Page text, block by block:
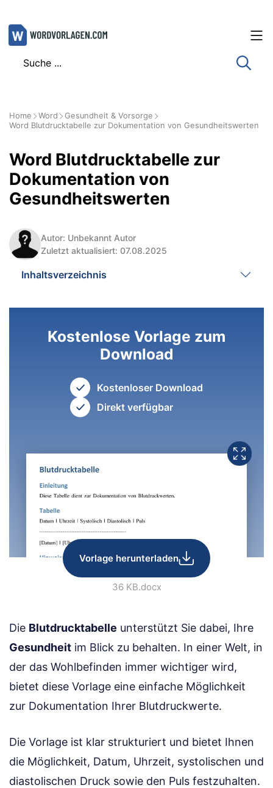
Zum
Inhalt
Home Word
Gesundheit & Vorsorge
Word Blutdrucktabelle zur Dokumentation von Gesundheitswerten
Word Blutdrucktabelle zur
Dokumentation von
Gesundheitswerten
Autor: Unbekannt Autor
Zuletzt aktualisiert: 07.08.2025
Inhaltsverzeichnis
Kostenlose Vorlage zum
Download
Kostenloser Download
Direkt verfügbar
Vorlage herunterladen
36 KB.docx
Die Blutdrucktabelle unterstützt Sie dabei, Ihre
Gesundheit im Blick zu behalten. In einer Welt, in
der das Wohlbefinden immer wichtiger wird,
bietet diese Vorlage eine einfache Möglichkeit
zur Dokumentation Ihrer Blutdruckwerte.
Die Vorlage ist klar strukturiert und bietet Ihnen
die Möglichkeit, Datum, Uhrzeit, systolischen und
diastolischen Druck sowie den Puls festzuhalten.